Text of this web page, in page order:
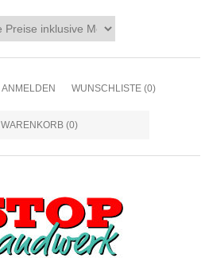
ANMELDEN WUNSCHLISTE (0)
WARENKORB (0)